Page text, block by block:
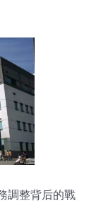
調整背后的戰